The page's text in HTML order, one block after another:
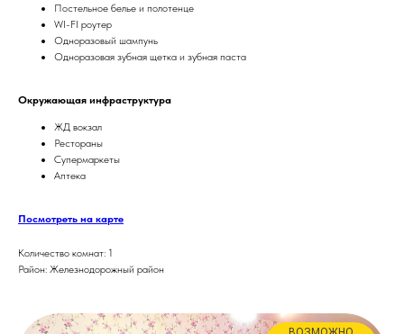
Постельное белье и полотенце
WI-FI роутер
Одноразовый шампунь
Одноразовая зубная щетка и зубная паста
Окружающая инфраструктура
ЖД вокзал
Рестораны
Супермаркеты
Аптека
Посмотреть на карте
Количество комнат: 1
Район: Железнодорожный район